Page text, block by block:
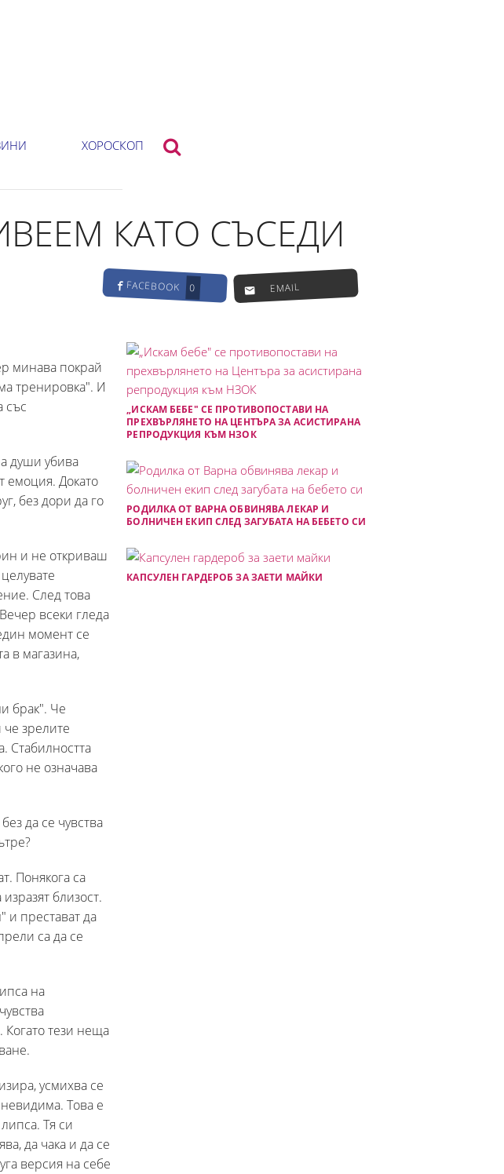
ХОРОСКОП
КАТО СЪСЕДИ
FACEBOOK 0 EMAIL
минава покрай
тренировка". И
със
души убива
емоция. Докато
без дори да го
и не откриваш
След това
всеки гледа
момент се
в магазина,
брак". Че
че зрелите
Стабилността
не означава
да се чувства
Понякога са
близост.
и престават да
са да се
на
Когато тези неща
усмихва се
Това е
Тя си
да чака и да се
версия на себе
„ИСКАМ БЕБЕ" СЕ ПРОТИВОПОСТАВИ НА
ПРЕХВЪРЛЯНЕТО НА ЦЕНТЪРА ЗА АСИСТИРАНА
РЕПРОДУКЦИЯ КЪМ НЗОК
РОДИЛКА ОТ ВАРНА ОБВИНЯВА ЛЕКАР И
БОЛНИЧЕН ЕКИП СЛЕД ЗАГУБАТА НА БЕБЕТО СИ
КАПСУЛЕН ГАРДЕРОБ ЗА ЗАЕТИ МАЙКИ